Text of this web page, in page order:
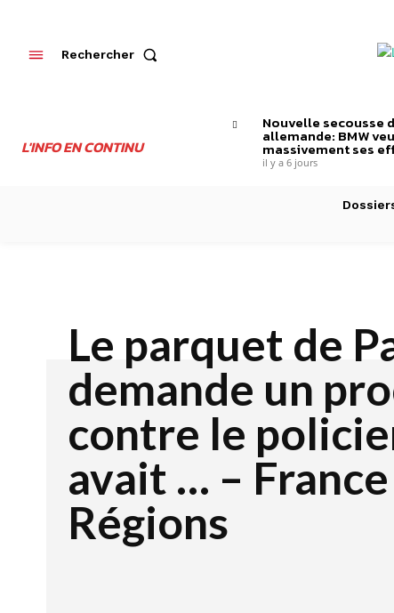
Rechercher
L'INFO EN CONTINU
Nouvelle secousse
allemande: BMW
massivement ses
il y a 6 jours
Le parquet de
demande un
contre le
avait … –
Régions